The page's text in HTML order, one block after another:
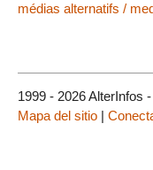
médias alternatifs /
1999 - 2026 AlterInfos
Mapa del sitio |